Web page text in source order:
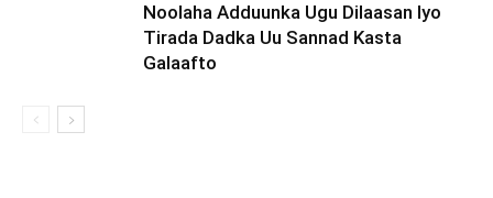
Noolaha Adduunka Ugu Dilaasan Iyo
Tirada Dadka Uu Sannad Kasta
Galaafto